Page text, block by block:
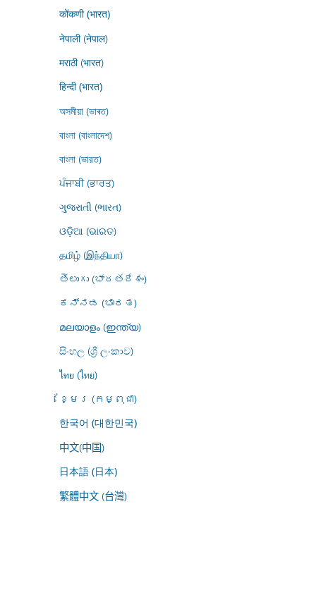
कोंकणी (भारत)
नेपाली (नेपाल)
मराठी (भारत)
हिन्दी (भारत)
অসমীয়া (ভাৰত)
বাংলা (বাংলাদেশ)
বাংলা (ভারত)
ਪੰਜਾਬੀ (ਭਾਰਤ)
ગુજરાતી (ભારત)
ଓଡ଼ିଆ (ଭାରତ)
தமிழ் (இந்தியா)
తెలుగు (భారతదేశం)
ಕನ್ನಡ (ಭಾರತ)
മലയാളം (ഇന്ത്യ)
සිංහල (ශ්‍රී ලංකාව)
ไทย (ไทย)
ខ្មែរ (កម្ពុជា)
한국어 (대한민국)
中文(中国)
日本語 (日本)
繁體中文 (台灣)